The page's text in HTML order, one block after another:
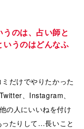
うのは、占い師と
いうのはどんなふ
だけでやりたかった
、Instagram、
の人にいいねを付け
たりして…長いこと